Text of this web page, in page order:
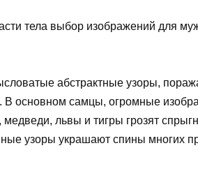
тела выбор изображений для
абстрактные узоры,
В основном самцы, огромные
львы и тигры грозят
узоры украшают спины многих